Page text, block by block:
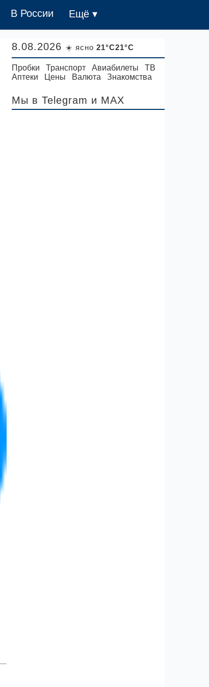
В России Ещё ▾
8.08.2026 ☀️ ясно 21°C21°C
Пробки Транспорт Авиабилеты
ТВ
Аптеки
Цены Валюта Знакомства
Мы в Telegram и MAX